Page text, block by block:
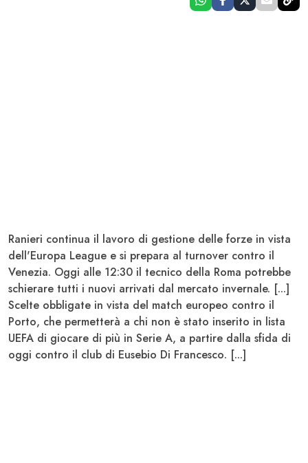
Ranieri continua il lavoro di gestione delle forze in vista
dell'Europa League e si prepara al turnover contro il
Venezia. Oggi alle 12:30 il tecnico della Roma potrebbe
schierare tutti i nuovi arrivati dal mercato invernale. [...]
Scelte obbligate in vista del match europeo contro il
Porto, che permetterà a chi non è stato inserito in lista
UEFA di giocare di più in Serie A, a partire dalla sfida di
oggi contro il club di Eusebio Di Francesco. [...]